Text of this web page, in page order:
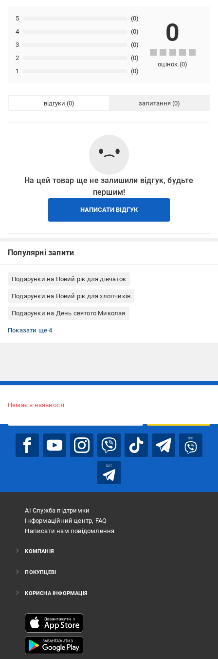
1 (0)
2 (0)
3 (0)
4 (0)
5 (0)
0
оцінок (0)
відгуки запитання
На цей товар ще не залишили відгук, будьте
першим!
НАПИСАТИ ВІДГУК
Популярні запити
Подарунки на Новий рік для дівчаток
Подарунки на Новий рік для хлопчиків
Подарунки на День святого Миколая
Подарунки дітям на Новий рік
Наруто
Фігурки з героями мультфільмів і кіно
Дитячі ігрові фігурки Chibi Masters
Показати ще 4
Немає в наявності
bot
bot
АІ Служба підтримки
Інформаційний центр, FAQ
Написати нам повідомлення
КОМПАНІЯ
ПОКУПЦЕВІ
КОРИСНА ІНФОРМАЦІЯ